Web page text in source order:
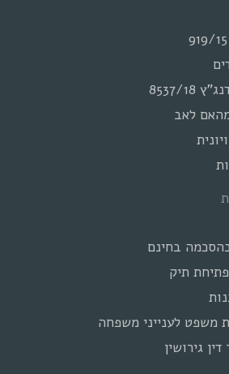
18
לאב
בחינם
תיק
משפט לענייני משפחה
גירושין